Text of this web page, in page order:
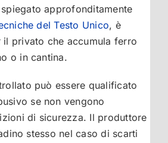
approfonditamente
del Testo Unico, è
il privato che accumula ferro
o in cantina.
può essere qualificato
se non vengono
di sicurezza. Il produttore
stesso nel caso di scarti